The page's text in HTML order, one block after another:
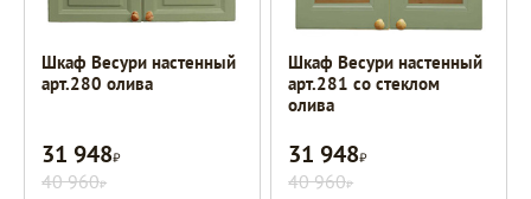
Шкаф Весури настенный
арт.280 олива
31 948Р
40 960Р
Шкаф Весури настенный
арт.281 со стеклом
олива
31 948Р
40 960Р